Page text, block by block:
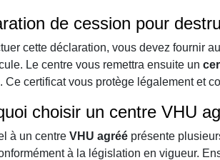
de cession pour
cette déclaration, vous devez fournir
Le centre vous remettra ensuite un
Ce certificat vous protège légalement et
choisir un centre VHU
à un centre VHU agréé présente
à la législation en vigueur.